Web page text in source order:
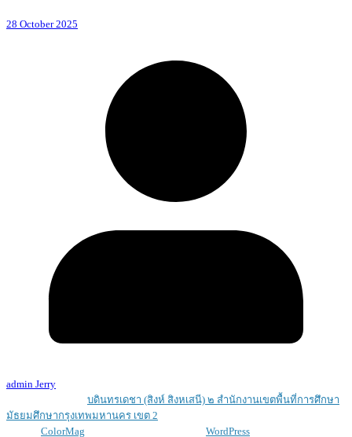
28 October 2025
admin Jerry
บดินทรเดชา (สิงห์ สิงหเสนี) ๒ สํานักงานเขตพื้นที่การศึกษา
มัธยมศึกษากรุงเทพมหานคร เขต 2
ColorMag WordPress